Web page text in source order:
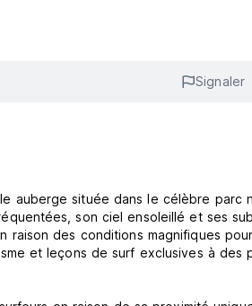
Signaler
auberge située dans le célèbre parc
son ciel ensoleillé et ses
raison des conditions magnifiques
et leçons de surf exclusives à des